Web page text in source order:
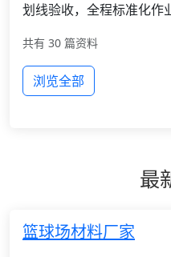
划线验收，全程标准化作
共有 30 篇资料
浏览全部
最
篮球场材料厂家